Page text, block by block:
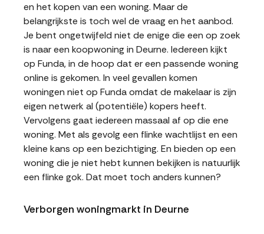
en het kopen van een woning. Maar de
belangrijkste is toch wel de vraag en het aanbod.
Je bent ongetwijfeld niet de enige die een op zoek
is naar een koopwoning in Deurne. Iedereen kijkt
op Funda, in de hoop dat er een passende woning
online is gekomen. In veel gevallen komen
woningen niet op Funda omdat de makelaar is zijn
eigen netwerk al (potentiële) kopers heeft.
Vervolgens gaat iedereen massaal af op die ene
woning. Met als gevolg een flinke wachtlijst en een
kleine kans op een bezichtiging. En bieden op een
woning die je niet hebt kunnen bekijken is natuurlijk
een flinke gok. Dat moet toch anders kunnen?
Verborgen woningmarkt in Deurne